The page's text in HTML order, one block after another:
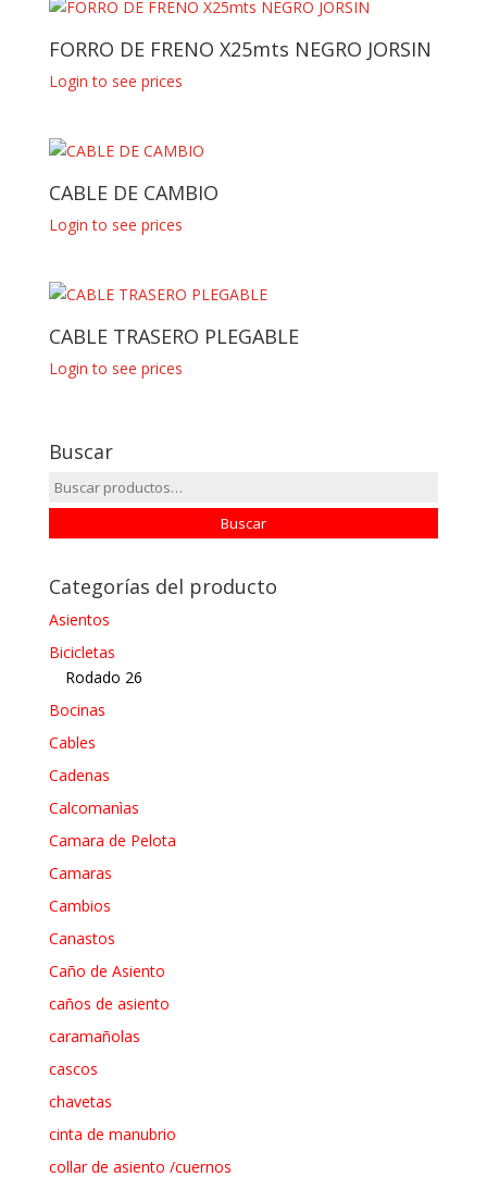
FORRO DE FRENO X25mts NEGRO JORSIN
Login to see prices
CABLE DE CAMBIO
Login to see prices
CABLE TRASERO PLEGABLE
Login to see prices
Buscar
Buscar
por:
Buscar
Categorías del producto
Asientos
Bicicletas
Rodado 26
Bocinas
Cables
Cadenas
Calcomanìas
Camara de Pelota
Camaras
Cambios
Canastos
Caño de Asiento
caños de asiento
caramañolas
cascos
chavetas
cinta de manubrio
collar de asiento /cuernos